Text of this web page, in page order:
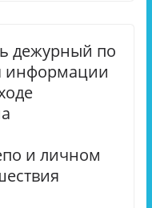
дежурный по
информации
и личном